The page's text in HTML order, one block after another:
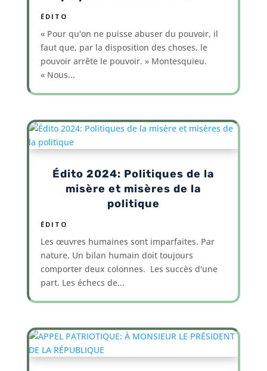
ÉDITO
« Pour qu'on ne puisse abuser du pouvoir, il
faut que, par la disposition des choses, le
pouvoir arrête le pouvoir. » Montesquieu.
« Nous...
Édito 2024: Politiques de la
misère et misères de la
politique
ÉDITO
Les œuvres humaines sont imparfaites. Par
nature. Un bilan humain doit toujours
comporter deux colonnes. Les succès d'une
part. Les échecs de...